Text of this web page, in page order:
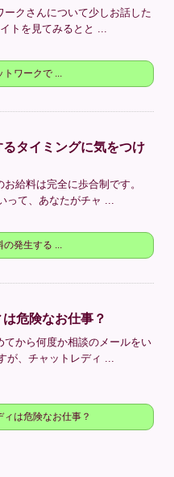
ークさんについて少しお話した
トを見てみるとと ...
ワークで ...
タイミングに気をつけ
給料は完全に歩合制です。
って、あなたがチャ ...
発生する ...
危険なお仕事？
てから何度か相談のメールをい
が、チャットレディ ...
は危険なお仕事？